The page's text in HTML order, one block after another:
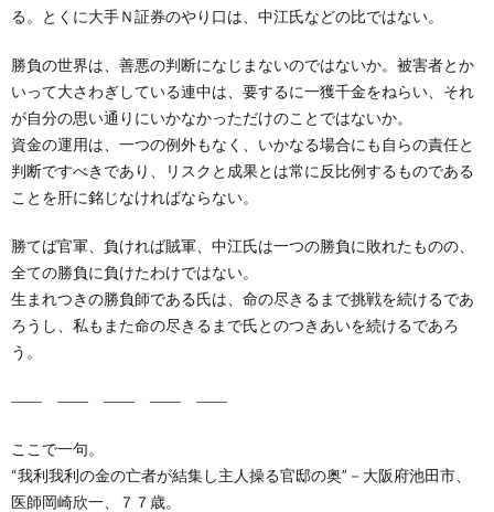
る。とくに大手Ｎ証券のやり口は、中江氏などの比ではない。
勝負の世界は、善悪の判断になじまないのではないか。被害者とか
いって大さわぎしている連中は、要するに一獲千金をねらい、それ
が自分の思い通りにいかなかっただけのことではないか。
資金の運用は、一つの例外もなく、いかなる場合にも自らの責任と
判断ですべきであり、リスクと成果とは常に反比例するものである
ことを肝に銘じなければならない。
勝てば官軍、負ければ賊軍、中江氏は一つの勝負に敗れたものの、
全ての勝負に負けたわけではない。
生まれつきの勝負師である氏は、命の尽きるまで挑戦を続けるであ
ろうし、私もまた命の尽きるまで氏とのつきあいを続けるであろ
う。
―― ―― ―― ―― ――
ここで一句。
“我利我利の金の亡者が結集し主人操る官邸の奥”－大阪府池田市、
医師岡崎欣一、７７歳。